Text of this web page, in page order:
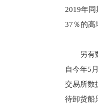
2019年
37％的高
另有
自今年5
交易所数
待卸货船